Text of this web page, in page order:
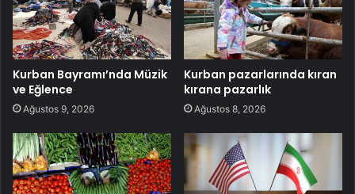
Kurban Bayramı’nda Müzik
ve Eğlence
Ağustos 9, 2026
Kurban pazarlarında kıran
kırana pazarlık
Ağustos 8, 2026